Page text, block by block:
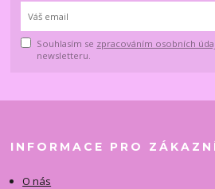
Souhlasím se zpracováním osobních
newsletteru.
INFORMACE PRO
O nás